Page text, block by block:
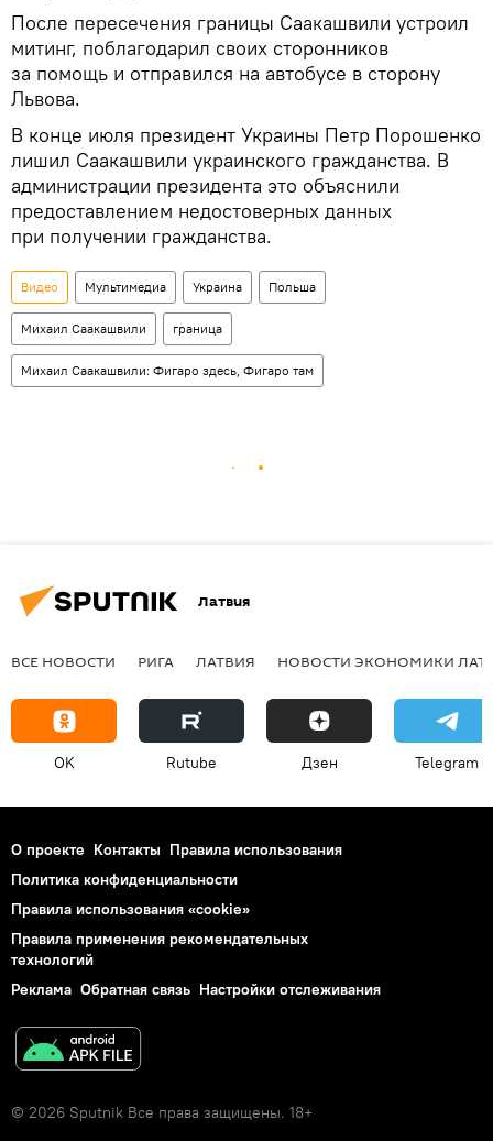
После пересечения границы Саакашвили устроил
митинг, поблагодарил своих сторонников
за помощь и отправился на автобусе в сторону
Львова.
В конце июля президент Украины Петр Порошенко
лишил Саакашвили украинского гражданства. В
администрации президента это объяснили
предоставлением недостоверных данных
при получении гражданства.
Видео Мультимедиа Украина Польша
Михаил Саакашвили граница
Михаил Саакашвили: Фигаро здесь, Фигаро там
Латвия
ВСЕ НОВОСТИ РИГА ЛАТВИЯ НОВОСТИ ЭКОНОМИКИ
OK Rutube Дзен Telegram
О проекте Контакты Правила использования
Политика конфиденциальности
Правила использования «cookie»
Правила применения рекомендательных
технологий
Реклама Обратная связь Настройки отслеживания
© 2026 Sputnik Все права защищены. 18+